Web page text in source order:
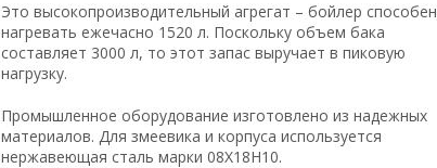
Это высокопроизводительный агрегат – бойлер способен
нагревать ежечасно 1520 л. Поскольку объем бака
составляет 3000 л, то этот запас выручает в пиковую
нагрузку.
Промышленное оборудование изготовлено из надежных
материалов. Для змеевика и корпуса используется
нержавеющая сталь марки 08Х18Н10.